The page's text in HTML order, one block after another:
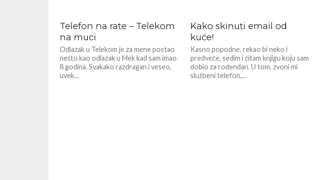
Telefon na rate – Telekom
na muci
Odlazak u Telekom je za mene postao
nešto kao odlazak u Mek kad sam imao
8 godina. Svakako razdragan i veseo,
uvek...
Kako skinuti email od
kuće!
Kasno popodne, rekao bi neko i
predveče, sedim i čitam knjigu koju sam
dobio za rođendan. U tom, zvoni mi
službeni telefon,...